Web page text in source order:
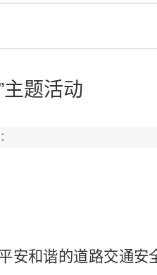
题活动
安和谐的道路交通安